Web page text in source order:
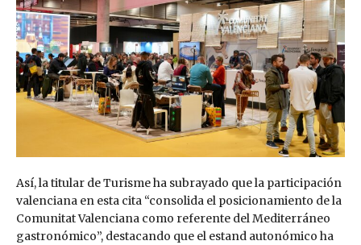
Así, la titular de Turisme ha subrayado que la participación
valenciana en esta cita “consolida el posicionamiento de la
Comunitat Valenciana como referente del Mediterráneo
gastronómico”, destacando que el estand autonómico ha